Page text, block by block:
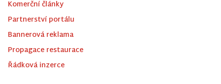
Komerční články
Partnerství portálu
Bannerová reklama
Propagace restaurace
Řádková inzerce